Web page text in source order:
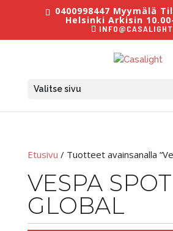
0400998447 Myymälä
Helsinki Arkisin
Valitse sivu
Etusivu / Tuotteet avainsanalla
VESPA SPOT
GLOBAL